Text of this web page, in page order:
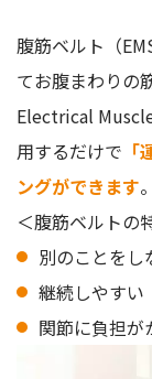
腹筋ベルト（
てお腹まわりの
Electrical
用するだけで
ングができます。
＜腹筋ベルトの
別のことをし
継続しやすい
関節に負担が